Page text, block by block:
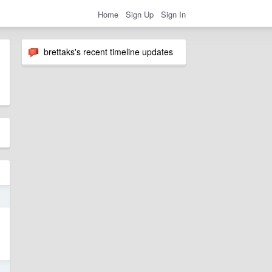
Home Sign Up Sign In
brettaks's recent timeline updates